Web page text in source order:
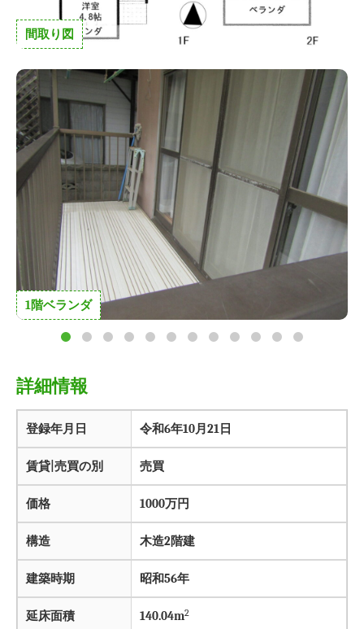
間取り図
ンダ
詳細情報
登録年月日 令和6年10月21日
賃貸|売買の別 売買
価格 1000万円
構造 木造2階建
建築時期 昭和56年
延床面積 140.04m2